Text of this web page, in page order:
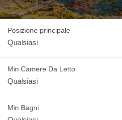
Posizione principale
Qualsiasi
Min Camere Da Letto
Qualsiasi
Min Bagni